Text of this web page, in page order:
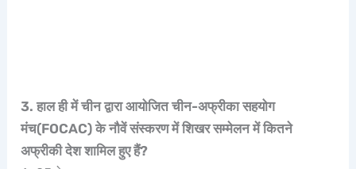
3. हाल ही में चीन द्वारा आयोजित चीन-अफ्रीका सहयोग
मंच(FOCAC) के नौवें संस्करण में शिखर सम्मेलन में कितने
अफ्रीकी देश शामिल हुए हैं?